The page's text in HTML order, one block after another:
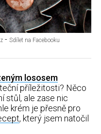
- Sdílet na Facebooku
lososem
příležitosti? Něco
stůl, ale zase nic
krém je přesně pro
, který jsem natočil